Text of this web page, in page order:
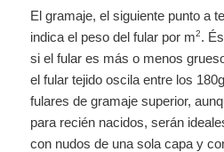
El gramaje, el siguiente punto a
indica el peso del fular por m2.
si el fular es más o menos
el fular tejido oscila entre los
fulares de gramaje superior,
para recién nacidos, serán
con nudos de una sola capa y